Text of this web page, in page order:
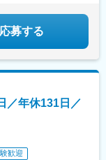
応募する
／年休131日／
歓迎